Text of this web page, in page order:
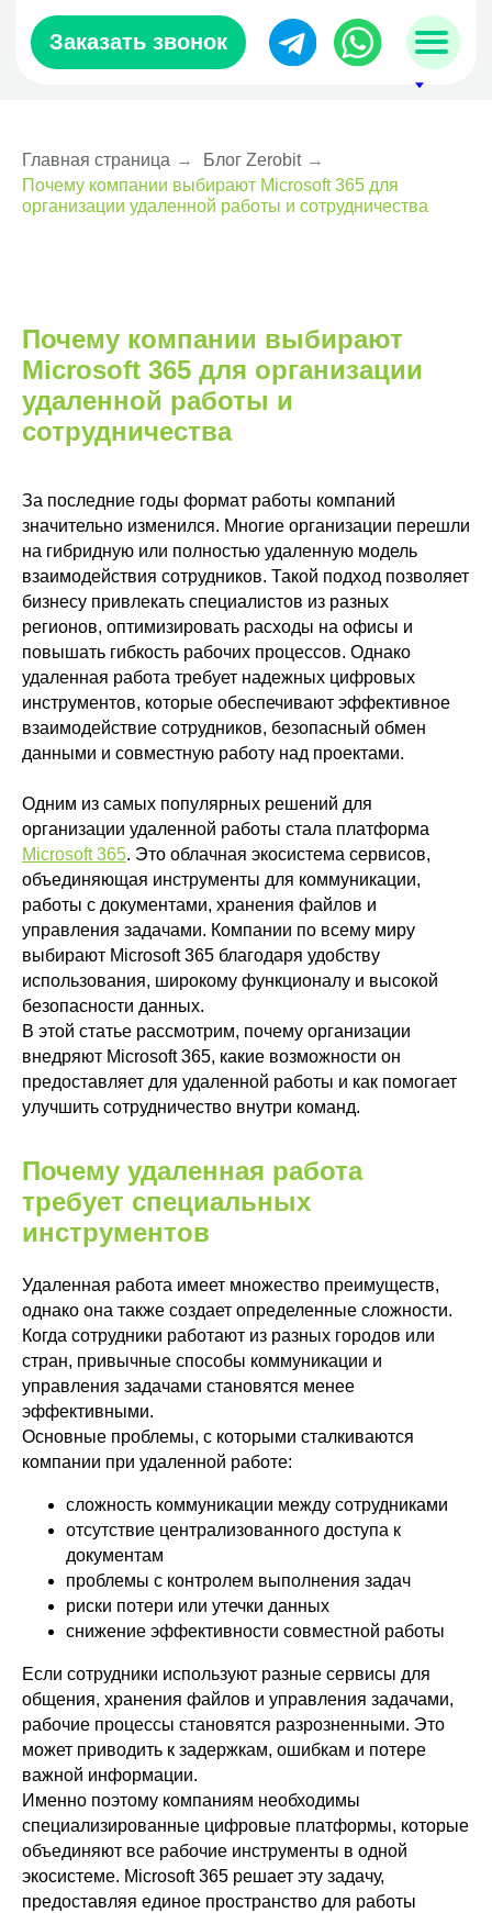
sales@zerobit.kz
Заказать звонок
Главная страница → Блог Zerobit →
Почему компании выбирают Microsoft 365 для
организации удаленной работы и сотрудничества
Почему компании выбирают
Microsoft 365 для организации
удаленной работы и
сотрудничества
За последние годы формат работы компаний
значительно изменился. Многие организации перешли
на гибридную или полностью удаленную модель
взаимодействия сотрудников. Такой подход позволяет
бизнесу привлекать специалистов из разных
регионов, оптимизировать расходы на офисы и
повышать гибкость рабочих процессов. Однако
удаленная работа требует надежных цифровых
инструментов, которые обеспечивают эффективное
взаимодействие сотрудников, безопасный обмен
данными и совместную работу над проектами.
Одним из самых популярных решений для
организации удаленной работы стала платформа
Microsoft 365. Это облачная экосистема сервисов,
объединяющая инструменты для коммуникации,
работы с документами, хранения файлов и
управления задачами. Компании по всему миру
выбирают Microsoft 365 благодаря удобству
использования, широкому функционалу и высокой
безопасности данных.
В этой статье рассмотрим, почему организации
внедряют Microsoft 365, какие возможности он
предоставляет для удаленной работы и как помогает
улучшить сотрудничество внутри команд.
Почему удаленная работа
требует специальных
инструментов
Удаленная работа имеет множество преимуществ,
однако она также создает определенные сложности.
Когда сотрудники работают из разных городов или
стран, привычные способы коммуникации и
управления задачами становятся менее
эффективными.
Основные проблемы, с которыми сталкиваются
компании при удаленной работе:
сложность коммуникации между сотрудниками
отсутствие централизованного доступа к
документам
проблемы с контролем выполнения задач
риски потери или утечки данных
снижение эффективности совместной работы
Если сотрудники используют разные сервисы для
общения, хранения файлов и управления задачами,
рабочие процессы становятся разрозненными. Это
может приводить к задержкам, ошибкам и потере
важной информации.
Именно поэтому компаниям необходимы
специализированные цифровые платформы, которые
объединяют все рабочие инструменты в одной
экосистеме. Microsoft 365 решает эту задачу,
предоставляя единое пространство для работы